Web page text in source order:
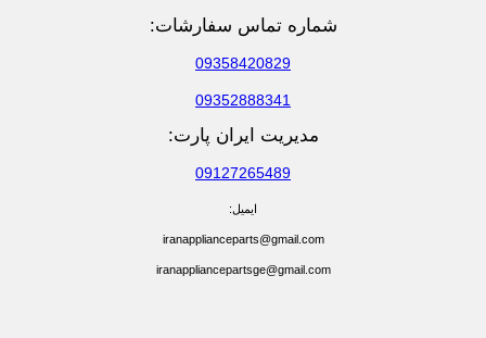
شماره تماس سفارشات:
09358420829
09352888341
مدیریت ایران پارت:
09127265489
ایمیل:
iranapplianceparts@gmail.com
iranappliancepartsge@gmail.com